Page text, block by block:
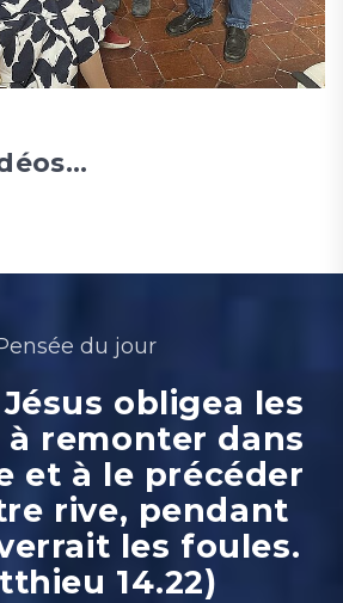
du jour
obligea les
à remonter dans
et à le précéder
rive, pendant
les foules.
14.22)